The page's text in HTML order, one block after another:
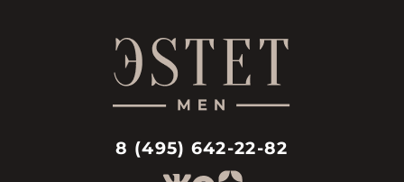
8 (495) 642-22-82